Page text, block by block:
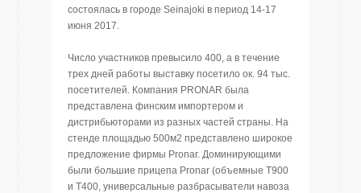
состоялась в городе Seinajoki в период 14-17
июня 2017.
Число участников превысило 400, а в течение
трех дней работы выставку посетило ок. 94 тыс.
посетителей. Компания PRONAR была
представлена финским импортером и
дистрибьюторами из разных частей страны. На
стенде площадью 500м2 представлено широкое
предложение фирмы Pronar. Доминирующими
были большие прицепа Pronar (объемные T900
и T400, универсальные разбрасыватели навоза